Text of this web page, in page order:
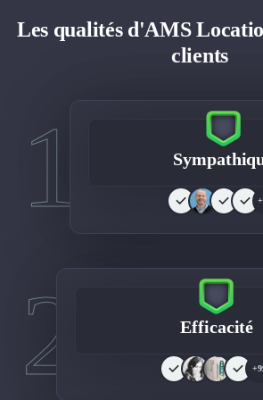
Les qualités d'AMS
clients
1
2 Efficacité